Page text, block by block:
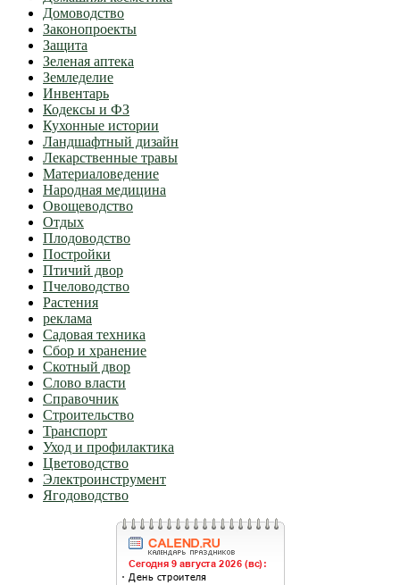
Домоводство
Законопроекты
Защита
Зеленая аптека
Земледелие
Инвентарь
Кодексы и ФЗ
Кухонные истории
Ландшафтный дизайн
Лекарственные травы
Материаловедение
Народная медицина
Овощеводство
Отдых
Плодоводство
Постройки
Птичий двор
Пчеловодство
Растения
реклама
Садовая техника
Сбор и хранение
Скотный двор
Слово власти
Справочник
Строительство
Транспорт
Уход и профилактика
Цветоводство
Электроинструмент
Ягодоводство